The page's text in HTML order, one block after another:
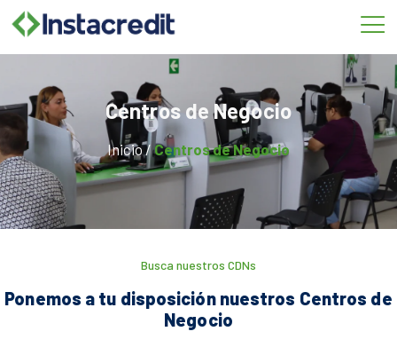
Omitir
ir
contenido
Centros de Negocio
Inicio /Centros de Negocio
Busca nuestros CDNs
Ponemos a tu disposición nuestros Centros de
Negocio